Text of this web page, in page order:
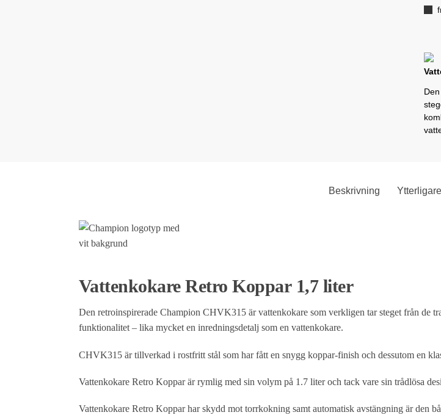
Beskrivning
Vattenkokare Retro Koppar 1,7 liter
Den retroinspirerade Champion CHVK315 är vattenkokare som verkligen tar steget från de
funktionalitet – lika mycket en inredningsdetalj som en vattenkokare.
CHVK315 är tillverkad i rostfritt stål som har fått en snygg koppar-finish och dessutom en
Vattenkokare Retro Koppar är rymlig med sin volym på 1.7 liter och tack vare sin trådlösa
Vattenkokare Retro Koppar har skydd mot torrkokning samt automatisk avstängning är den